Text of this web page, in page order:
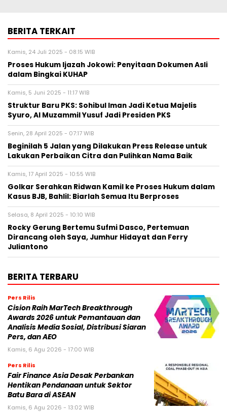
BERITA TERKAIT
Kamis, 24 Juli 2025 - 08:15 WIB
Proses Hukum Ijazah Jokowi: Penyitaan Dokumen Asli
dalam Bingkai KUHAP
Kamis, 5 Juni 2025 - 11:17 WIB
Struktur Baru PKS: Sohibul Iman Jadi Ketua Majelis
Syuro, Al Muzammil Yusuf Jadi Presiden PKS
Senin, 28 April 2025 - 07:17 WIB
Beginilah 5 Jalan yang Dilakukan Press Release untuk
Lakukan Perbaikan Citra dan Pulihkan Nama Baik
Kamis, 17 April 2025 - 10:55 WIB
Golkar Serahkan Ridwan Kamil ke Proses Hukum dalam
Kasus BJB, Bahlil: Biarlah Semua Itu Berproses
Selasa, 8 April 2025 - 10:10 WIB
Rocky Gerung Bertemu Sufmi Dasco, Pertemuan
Dirancang oleh Saya, Jumhur Hidayat dan Ferry
Juliantono
BERITA TERBARU
Pers Rilis
Cision Raih MarTech Breakthrough
Awards 2026 untuk Pemantauan dan
Analisis Media Sosial, Distribusi Siaran
Pers, dan AEO
Kamis, 6 Agu 2026 - 17:00 WIB
Pers Rilis
Fair Finance Asia Desak Perbankan
Hentikan Pendanaan untuk Sektor
Batu Bara di ASEAN
Kamis, 6 Agu 2026 - 13:02 WIB